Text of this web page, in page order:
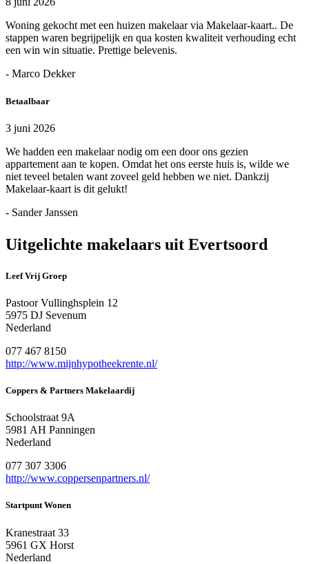
Woning gekocht met een huizen makelaar via Makelaar-kaart.. De
stappen waren begrijpelijk en qua kosten kwaliteit verhouding echt
een win win situatie. Prettige belevenis.
- Marco Dekker
Betaalbaar
3 juni 2026
We hadden een makelaar nodig om een door ons gezien
appartement aan te kopen. Omdat het ons eerste huis is, wilde we
niet teveel betalen want zoveel geld hebben we niet. Dankzij
Makelaar-kaart is dit gelukt!
- Sander Janssen
Uitgelichte makelaars uit Evertsoord
Leef Vrij Groep
Pastoor Vullinghsplein 12
5975 DJ Sevenum
Nederland
077 467 8150
http://www.mijnhypotheekrente.nl/
Coppers & Partners Makelaardij
Schoolstraat 9A
5981 AH Panningen
Nederland
077 307 3306
http://www.coppersenpartners.nl/
Startpunt Wonen
Kranestraat 33
5961 GX Horst
Nederland